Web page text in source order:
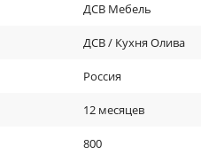
ДСВ Мебель
ДСВ / Кухня Олива
Россия
12 месяцев
800